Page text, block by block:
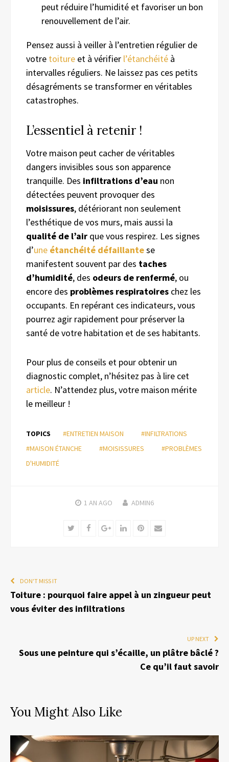
peut réduire l’humidité et favoriser un bon
renouvellement de l’air.
Pensez aussi à veiller à l’entretien régulier de
votre toiture et à vérifier l’étanchéité à
intervalles réguliers. Ne laissez pas ces petits
désagréments se transformer en véritables
catastrophes.
L’essentiel à retenir !
Votre maison peut cacher de véritables
dangers invisibles sous son apparence
tranquille. Des infiltrations d’eau non
détectées peuvent provoquer des
moisissures, détériorant non seulement
l’esthétique de vos murs, mais aussi la
qualité de l’air que vous respirez. Les signes
d’une étanchéité défaillantese
manifestent souvent par des taches
d’humidité, des odeurs de renfermé, ou
encore des problèmes respiratoires chez les
occupants. En repérant ces indicateurs, vous
pourrez agir rapidement pour préserver la
santé de votre habitation et de ses habitants.
Pour plus de conseils et pour obtenir un
diagnostic complet, n’hésitez pas à lire cet
article. N’attendez plus, votre maison mérite
le meilleur !
TOPICS #ENTRETIEN MAISON
#INFILTRATIONS
#MAISON ÉTANCHE
#MOISISSURES
#PROBLÈMES
D'HUMIDITÉ
1 AN AGO ADMIN6
TwitterFacebookGoogle+LinkedInPinterest
Email
DON'T MISS IT
Toiture : pourquoi faire appel à un zingueur peut
vous éviter des infiltrations
UP NEXT
Sous une peinture qui s’écaille, un plâtre bâclé ?
Ce qu’il faut savoir
You Might Also Like